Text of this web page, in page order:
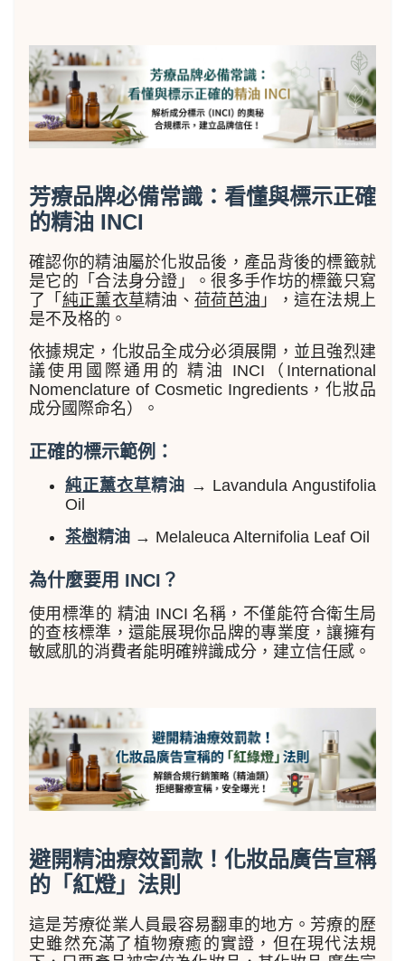
芳療品牌必備常識：看懂與標示正確
的精油 INCI
確認你的精油屬於化妝品後，產品背後的標籤就
是它的「合法身分證」。很多手作坊的標籤只寫
了「 純正薰衣草精油、荷荷芭油 」，這在法規上
是不及格的。
依據規定，化妝品全成分必須展開，並且強烈建
議使用國際通用的 精油 INCI（International
Nomenclature of Cosmetic Ingredients，化妝品
成分國際命名）。
正確的標示範例：
純正薰衣草精油 → Lavandula Angustifolia
Oil
茶樹精油 → Melaleuca Alternifolia Leaf Oil
為什麼要用 INCI？
使用標準的 精油 INCI 名稱，不僅能符合衛生局
的查核標準，還能展現你品牌的專業度，讓擁有
敏感肌的消費者能明確辨識成分，建立信任感。
避開精油療效罰款！化妝品廣告宣稱
的「紅燈」法則
這是芳療從業人員最容易翻車的地方。芳療的歷
史雖然充滿了植物療癒的實證，但在現代法規